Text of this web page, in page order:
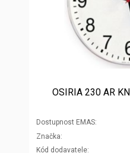
OSIRIA 230 AR
Dostupnost EMAS
Značka
Kód dodavatele